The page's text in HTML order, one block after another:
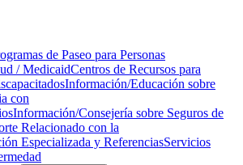
de Paseo para Personas
/ MedicaidCentros de Recursos para
Información/Educación sobre
con
Información/Consejería sobre Seguros de
Relacionado con la
Especializada y ReferenciasServicios